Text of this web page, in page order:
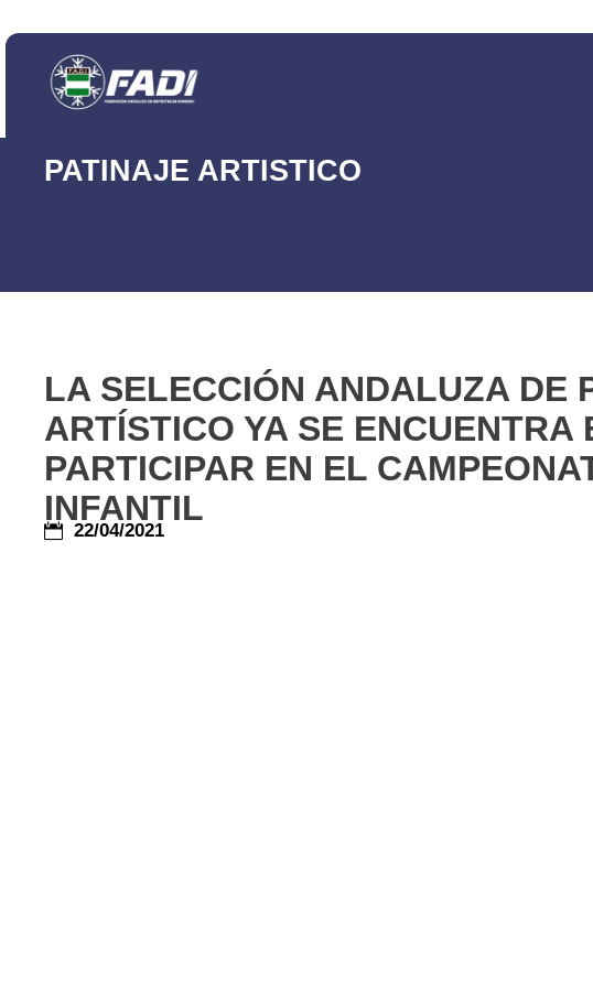
PATINAJE ARTISTICO
LA SELECCIÓN ANDALUZA DE
ARTÍSTICO YA SE ENCUENTRA
PARTICIPAR EN EL
INFANTIL
22/04/2021